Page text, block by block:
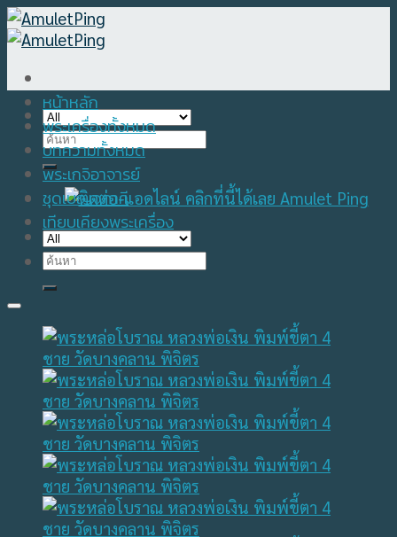
Skip
to
Search
for:
Search
หน้าหลัก
พระเครื่องทั้งหมด
บทความทั้งหมด
พระเกจิอาจารย์
ชุดเบญจภาคี
เทียบเคียงพระเครื่อง